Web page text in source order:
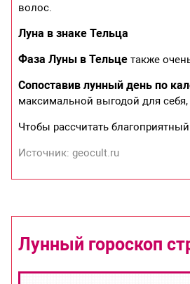
волос.
Луна в знаке Тельца
Фаза Луны в Тельце также
Сопоставив лунный день по
максимальной выгодой для
Чтобы рассчитать
Источник: geocult.ru
Лунный гороскоп